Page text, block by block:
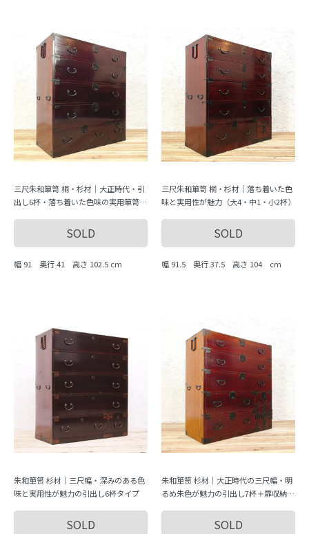
三尺朱和箪笥 桐・杉材｜大正時代・引
出し6杯・落ち着いた色味の実用箪笥
SOLD
幅 91 奥行 41 高さ 102.5 cm
三尺朱和箪笥 桐・杉材｜落ち着いた色
味と実用性が魅力（大4・中1・小2杯）
SOLD
幅 91.5 奥行 37.5 高さ 104 cm
朱和箪笥 杉材｜三尺幅・深みのある色
味と実用性が魅力の引出し6杯タイプ
SOLD
朱和箪笥 杉材｜大正時代の三尺幅・明
るめ朱色が魅力の引出し7杯＋扉収納タ
SOLD